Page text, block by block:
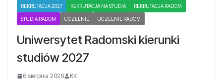
REKRUTACJA 2027 REKRUTACJA NA STUDIA REKRUTACJA RADOM
STUDIA RADOM UCZELNIE UCZELNIE RADOM
Uniwersytet Radomski kierunki
studiów 2027
6 sierpnia 2026 KK